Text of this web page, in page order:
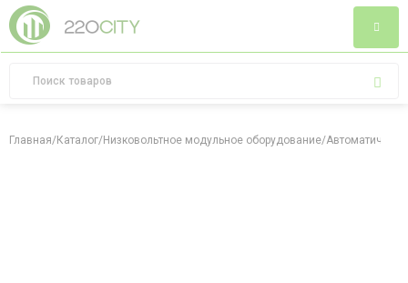
Главная/Каталог/Низковольтное модульное оборудование/